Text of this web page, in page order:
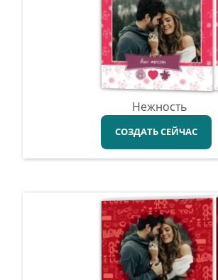
Нежность
СОЗДАТЬ СЕЙЧАС